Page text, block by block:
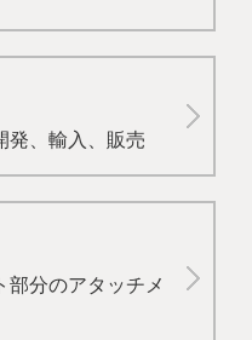
発、輸入、販売
部分のアタッチメ